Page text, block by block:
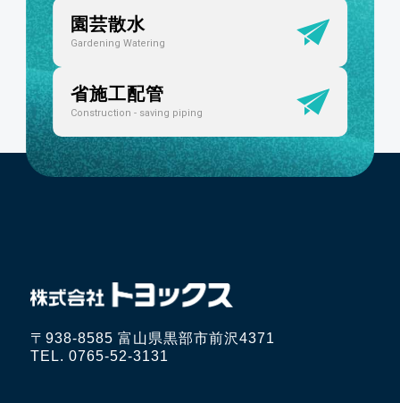
園芸散水
Gardening Watering
省施工配管
Construction - saving piping
〒938-8585 富山県黒部市前沢4371
TEL. 0765-52-3131